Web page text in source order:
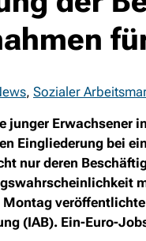
, Sozialer
junger Erwachsener
Eingliederung bei
nur deren
Montag
(IAB). Ein-Euro-